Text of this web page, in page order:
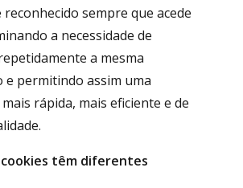
sempre que acede
a necessidade de
a mesma
e permitindo assim uma
rápida, mais eficiente e de
cookies têm diferentes